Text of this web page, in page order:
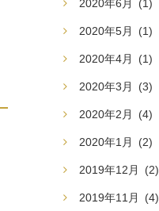
2020年6月 (1)
2020年5月 (1)
2020年4月 (1)
2020年3月 (3)
2020年2月 (4)
2020年1月 (2)
2019年12月 (2)
2019年11月 (4)